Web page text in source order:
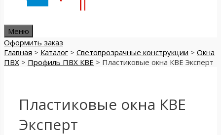
Меню
Оформить заказ
Главная > Каталог > Светопрозрачные конструкции > Окна
ПВХ > Профиль ПВХ КВЕ > Пластиковые окна КВЕ Эксперт
Пластиковые окна КВЕ
Эксперт